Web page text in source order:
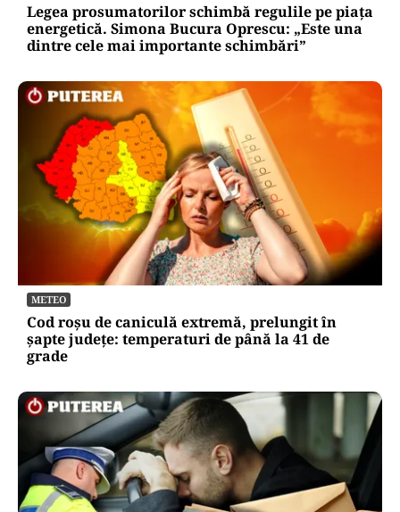
Legea prosumatorilor schimbă regulile pe piața
energetică. Simona Bucura Oprescu: „Este una
dintre cele mai importante schimbări”
METEO
Cod roșu de caniculă extremă, prelungit în
șapte județe: temperaturi de până la 41 de
grade